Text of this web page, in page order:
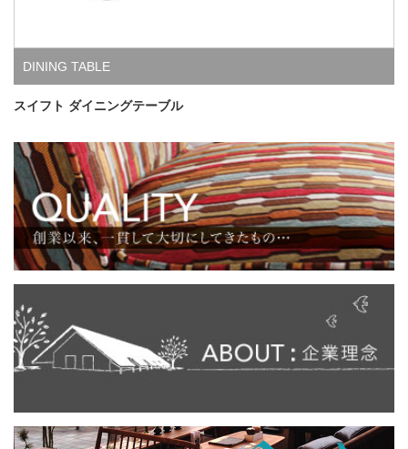
DINING TABLE
スイフト ダイニングテーブル